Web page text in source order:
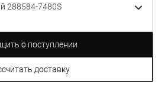
288584-7480S
о поступлении
доставку